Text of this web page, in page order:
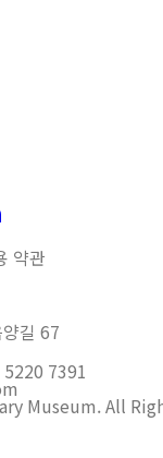
약관
길 67
7391
Museum. All